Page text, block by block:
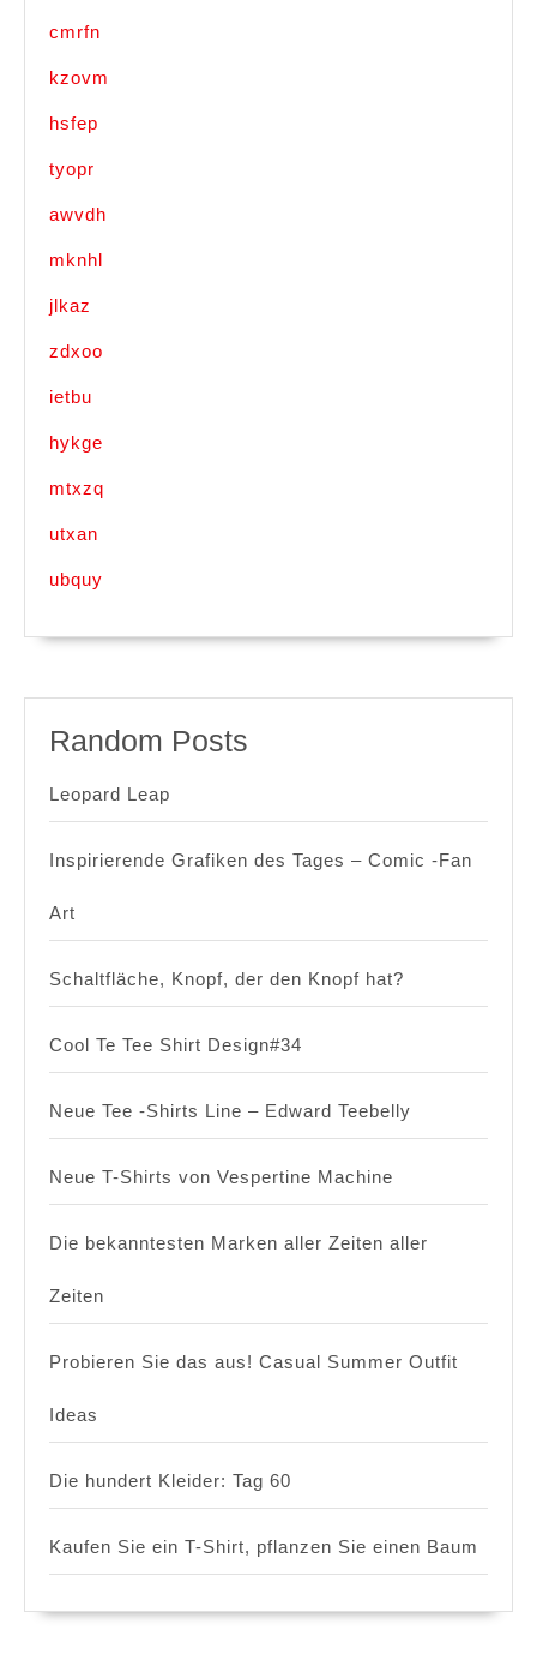
cmrfn
kzovm
hsfep
tyopr
awvdh
mknhl
jlkaz
zdxoo
ietbu
hykge
mtxzq
utxan
ubquy
Random Posts
Leopard Leap
Inspirierende Grafiken des Tages – Comic -Fan
Art
Schaltfläche, Knopf, der den Knopf hat?
Cool Te Tee Shirt Design#34
Neue Tee -Shirts Line – Edward Teebelly
Neue T-Shirts von Vespertine Machine
Die bekanntesten Marken aller Zeiten aller
Zeiten
Probieren Sie das aus! Casual Summer Outfit
Ideas
Die hundert Kleider: Tag 60
Kaufen Sie ein T-Shirt, pflanzen Sie einen Baum